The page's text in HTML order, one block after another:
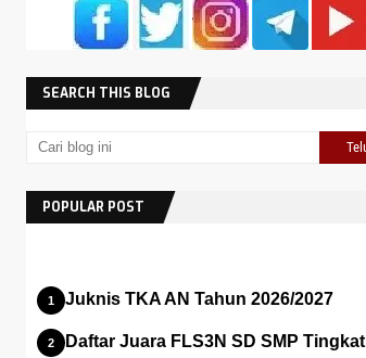
SEARCH THIS BLOG
POPULAR POST
Juknis TKA AN Tahun 2026/2027
Daftar Juara FLS3N SD SMP Tingkat